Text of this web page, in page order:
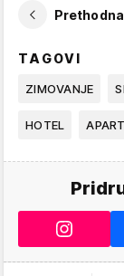
TAGOVI
ZIMOVANJE
HOTEL